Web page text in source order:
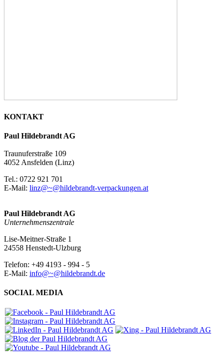
KONTAKT
Paul Hildebrandt AG
Traunuferstraße 109
4052 Ansfelden (Linz)
Tel.: 0722 921 701
E-Mail: linz@~@hildebrandt-verpackungen.at
Paul Hildebrandt AG
Unternehmenszentrale
Lise-Meitner-Straße 1
24558 Henstedt-Ulzburg
Telefon: +49 4193 - 994 - 5
E-Mail: info@~@hildebrandt.de
SOCIAL MEDIA